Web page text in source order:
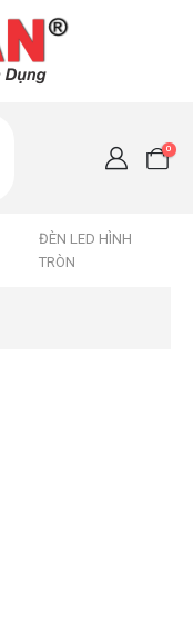
0
ĐÈN LED HÌNH
TRÒN